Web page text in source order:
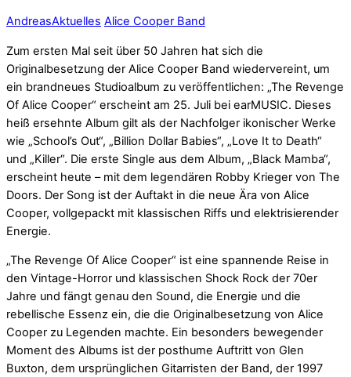
AndreasAktuelles Alice Cooper Band
Zum ersten Mal seit über 50 Jahren hat sich die
Originalbesetzung der Alice Cooper Band wiedervereint, um
ein brandneues Studioalbum zu veröffentlichen: „The Revenge
Of Alice Cooper“ erscheint am 25. Juli bei earMUSIC. Dieses
heiß ersehnte Album gilt als der Nachfolger ikonischer Werke
wie „School’s Out“, „Billion Dollar Babies“, „Love It to Death“
und „Killer“. Die erste Single aus dem Album, „Black Mamba“,
erscheint heute – mit dem legendären Robby Krieger von The
Doors. Der Song ist der Auftakt in die neue Ära von Alice
Cooper, vollgepackt mit klassischen Riffs und elektrisierender
Energie.
„The Revenge Of Alice Cooper“ ist eine spannende Reise in
den Vintage-Horror und klassischen Shock Rock der 70er
Jahre und fängt genau den Sound, die Energie und die
rebellische Essenz ein, die die Originalbesetzung von Alice
Cooper zu Legenden machte. Ein besonders bewegender
Moment des Albums ist der posthume Auftritt von Glen
Buxton, dem ursprünglichen Gitarristen der Band, der 1997